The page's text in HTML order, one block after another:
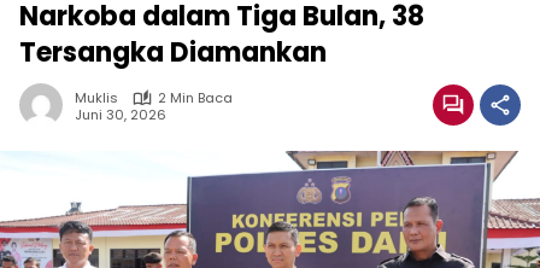
Narkoba dalam Tiga Bulan, 38
Tersangka Diamankan
Muklis
2 Min Baca
Juni 30, 2026